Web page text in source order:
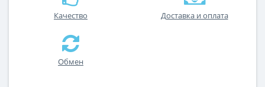
Качество Доставка и оплата
Обмен